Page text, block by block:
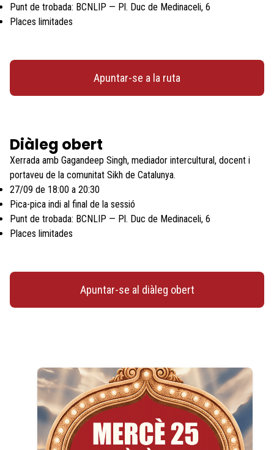
Punt de trobada: BCNLIP — Pl. Duc de Medinaceli, 6
Places limitades
Apuntar-se a la ruta
Diàleg obert
Xerrada amb Gagandeep Singh, mediador intercultural, docent i
portaveu de la comunitat Sikh de Catalunya.
27/09 de 18:00 a 20:30
Pica-pica indi al final de la sessió
Punt de trobada: BCNLIP — Pl. Duc de Medinaceli, 6
Places limitades
Apuntar-se al diàleg obert